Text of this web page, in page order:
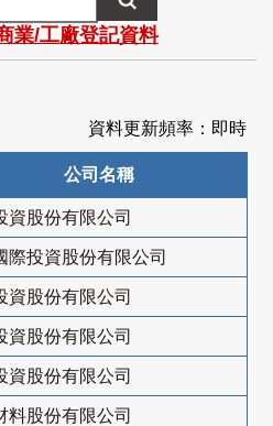
業/工廠登記資料
資料更新頻率：即時
公司名稱
資股份有限公司
際投資股份有限公司
資股份有限公司
資股份有限公司
資股份有限公司
料股份有限公司